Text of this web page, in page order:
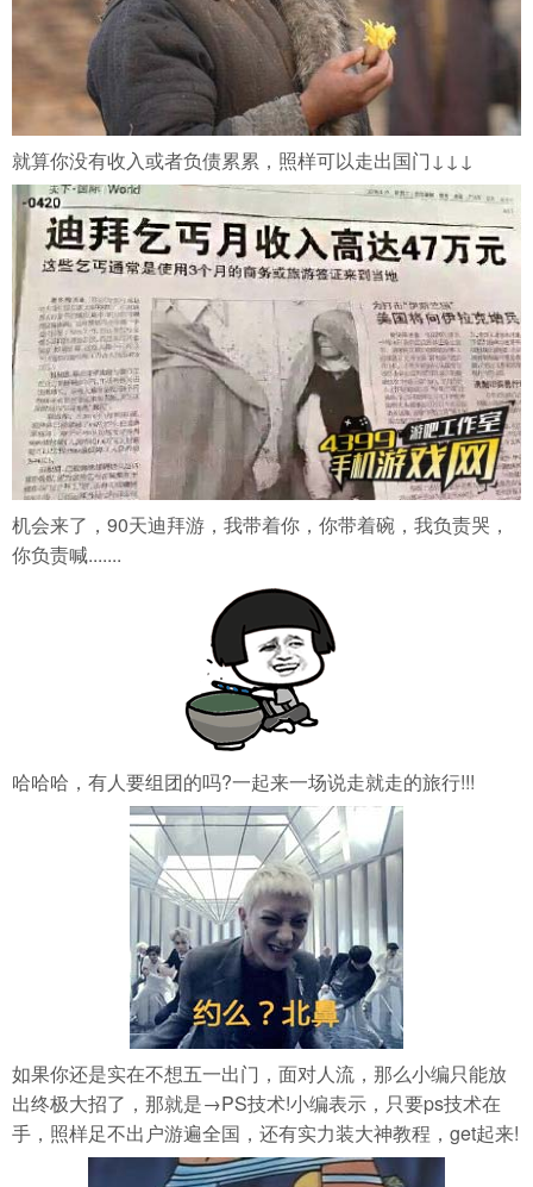
就算你没有收入或者负债累累，照样可以走出国门↓↓↓
机会来了，90天迪拜游，我带着你，你带着碗，我负责哭，
你负责喊.......
哈哈哈，有人要组团的吗?一起来一场说走就走的旅行!!!
如果你还是实在不想五一出门，面对人流，那么小编只能放
出终极大招了，那就是→PS技术!小编表示，只要ps技术在
手，照样足不出户游遍全国，还有实力装大神教程，get起来!